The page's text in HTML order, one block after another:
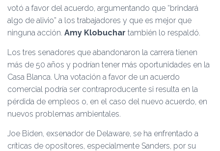
votó a favor del acuerdo, argumentando que “brindará
algo de alivio” a los trabajadores y que es mejor que
ninguna acción. Amy Klobuchar también lo respaldó.
Los tres senadores que abandonaron la carrera tienen
más de 50 años y podrían tener más oportunidades en la
Casa Blanca. Una votación a favor de un acuerdo
comercial podría ser contraproducente si resulta en la
pérdida de empleos o, en el caso del nuevo acuerdo, en
nuevos problemas ambientales.
Joe Biden, exsenador de Delaware, se ha enfrentado a
críticas de opositores, especialmente Sanders, por su